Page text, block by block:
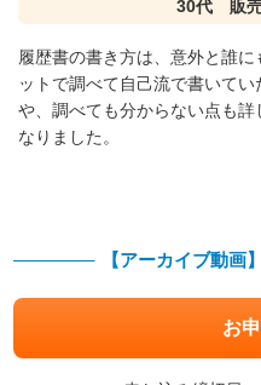
30代 販売
履歴書の書き方は、意外と誰
ットで調べて自己流で書いて
や、調べても分からない点も
なりました。
【アーカイブ動画
お